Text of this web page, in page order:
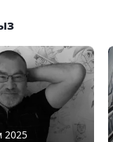
2025